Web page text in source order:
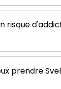
risque
prendre